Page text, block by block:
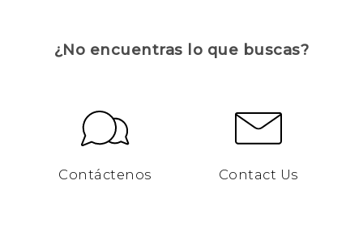
¿No encuentras lo que buscas?
Contáctenos Contact Us